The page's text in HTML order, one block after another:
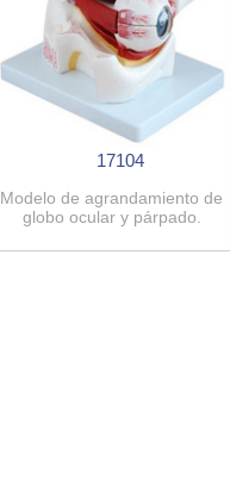
17104
Modelo de agrandamiento de
globo ocular y párpado.